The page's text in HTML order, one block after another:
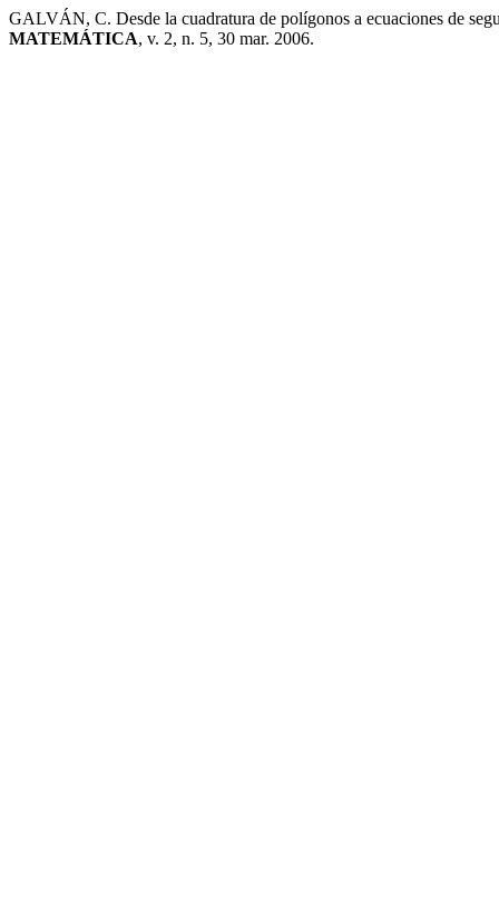
GALVÁN, C. Desde la cuadratura de polígonos a ecuaciones de
MATEMÁTICA, v. 2, n. 5, 30 mar. 2006.